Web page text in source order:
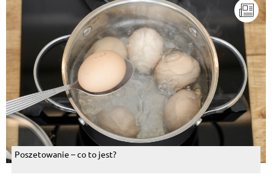
Poszetowanie – co to jest?